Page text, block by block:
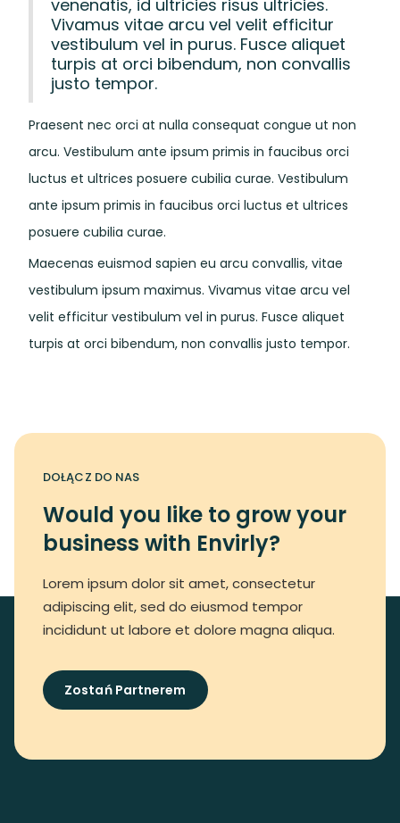
venenatis, id ultricies risus ultricies.
Vivamus vitae arcu vel velit efficitur
vestibulum vel in purus. Fusce aliquet
turpis at orci bibendum, non convallis
justo tempor.
Praesent nec orci at nulla consequat congue ut non
arcu. Vestibulum ante ipsum primis in faucibus orci
luctus et ultrices posuere cubilia curae. Vestibulum
ante ipsum primis in faucibus orci luctus et ultrices
posuere cubilia curae.
Maecenas euismod sapien eu arcu convallis, vitae
vestibulum ipsum maximus. Vivamus vitae arcu vel
velit efficitur vestibulum vel in purus. Fusce aliquet
turpis at orci bibendum, non convallis justo tempor.
DOŁĄCZ DO NAS
Would you like to grow your
business with Envirly?
Lorem ipsum dolor sit amet, consectetur
adipiscing elit, sed do eiusmod tempor
incididunt ut labore et dolore magna aliqua.
Zostań Partnerem